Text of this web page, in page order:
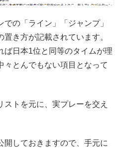
の「ライン」「ジャンプ」
置き方が記載されています。
ば日本1位と同等のタイムが理
々とんでもない項目となって
トを元に、実プレーを交え
開しておきますので、手元に